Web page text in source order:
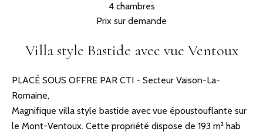
4 chambres
Prix sur demande
Villa style Bastide avec vue Ventoux
PLACÉ SOUS OFFRE PAR CTI - Secteur Vaison-La-
Romaine,
Magnifique villa style bastide avec vue époustouflante sur
le Mont-Ventoux. Cette propriété dispose de 193 m² hab